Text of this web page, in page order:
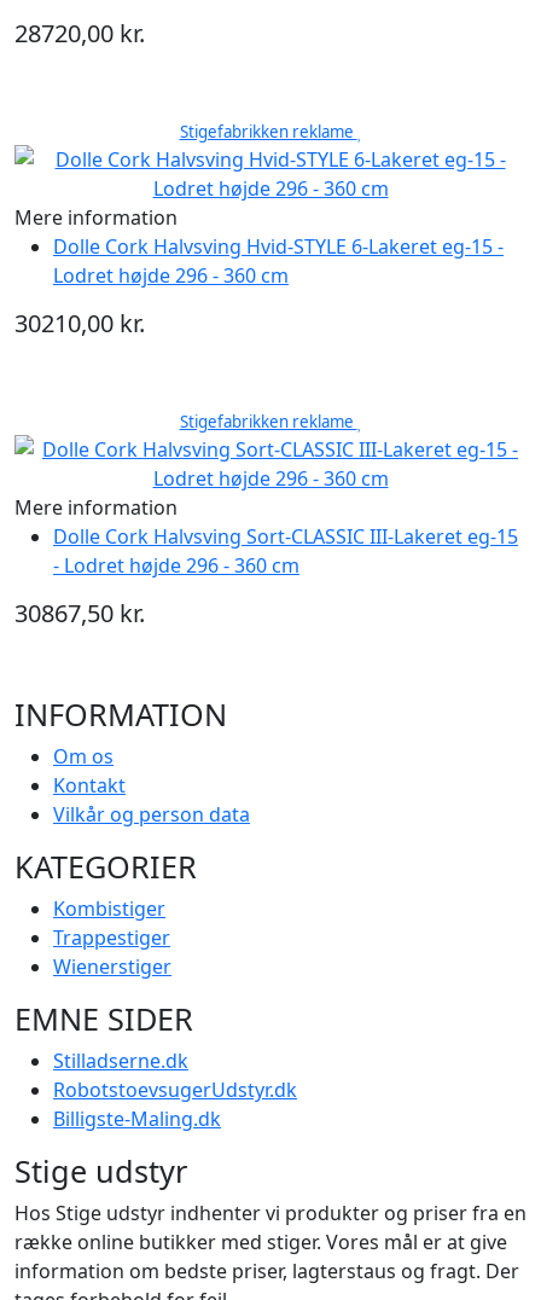
28720,00 kr.
Stigefabrikken reklame
Mere information
Dolle Cork Halvsving Hvid-STYLE 6-Lakeret eg-15 -
Lodret højde 296 - 360 cm
30210,00 kr.
Stigefabrikken reklame
Mere information
Dolle Cork Halvsving Sort-CLASSIC III-Lakeret eg-15
- Lodret højde 296 - 360 cm
30867,50 kr.
INFORMATION
Om os
Kontakt
Vilkår og person data
KATEGORIER
Kombistiger
Trappestiger
Wienerstiger
EMNE SIDER
Stilladserne.dk
RobotstoevsugerUdstyr.dk
Billigste-Maling.dk
Stige udstyr
Hos Stige udstyr indhenter vi produkter og priser fra en
række online butikker med stiger. Vores mål er at give
information om bedste priser, lagterstaus og fragt. Der